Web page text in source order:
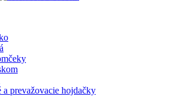
a prevažovacie hojdačky